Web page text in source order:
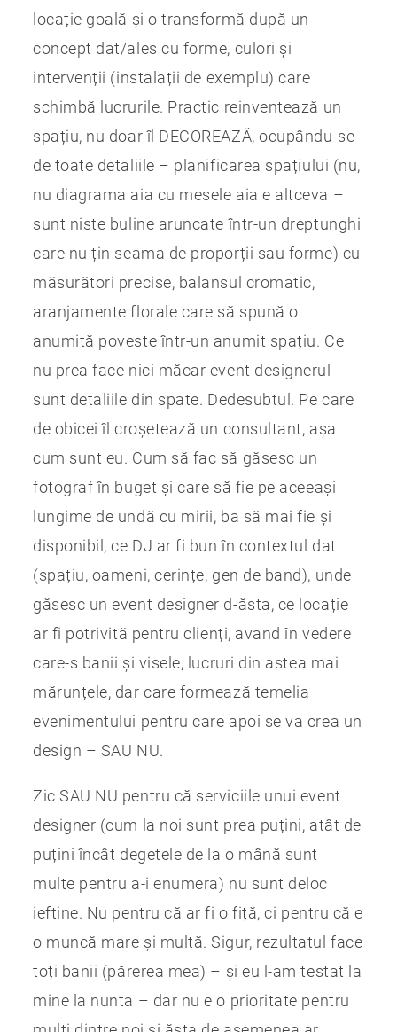
locație goală și o transformă după un
concept dat/ales cu forme, culori și
intervenții (instalații de exemplu) care
schimbă lucrurile. Practic reinventează un
spațiu, nu doar îl DECOREAZĂ, ocupându-se
de toate detaliile – planificarea spațiului (nu,
nu diagrama aia cu mesele aia e altceva –
sunt niste buline aruncate într-un dreptunghi
care nu țin seama de proporții sau forme) cu
măsurători precise, balansul cromatic,
aranjamente florale care să spună o
anumită poveste într-un anumit spațiu. Ce
nu prea face nici măcar event designerul
sunt detaliile din spate. Dedesubtul. Pe care
de obicei îl croșetează un consultant, așa
cum sunt eu. Cum să fac să găsesc un
fotograf în buget și care să fie pe aceeași
lungime de undă cu mirii, ba să mai fie și
disponibil, ce DJ ar fi bun în contextul dat
(spațiu, oameni, cerințe, gen de band), unde
găsesc un event designer d-ăsta, ce locație
ar fi potrivită pentru clienți, avand în vedere
care-s banii și visele, lucruri din astea mai
mărunțele, dar care formează temelia
evenimentului pentru care apoi se va crea un
design – SAU NU.
Zic SAU NU pentru că serviciile unui event
designer (cum la noi sunt prea puțini, atât de
puțini încât degetele de la o mână sunt
multe pentru a-i enumera) nu sunt deloc
ieftine. Nu pentru că ar fi o fiță, ci pentru că e
o muncă mare și multă. Sigur, rezultatul face
toți banii (părerea mea) – și eu l-am testat la
mine la nunta – dar nu e o prioritate pentru